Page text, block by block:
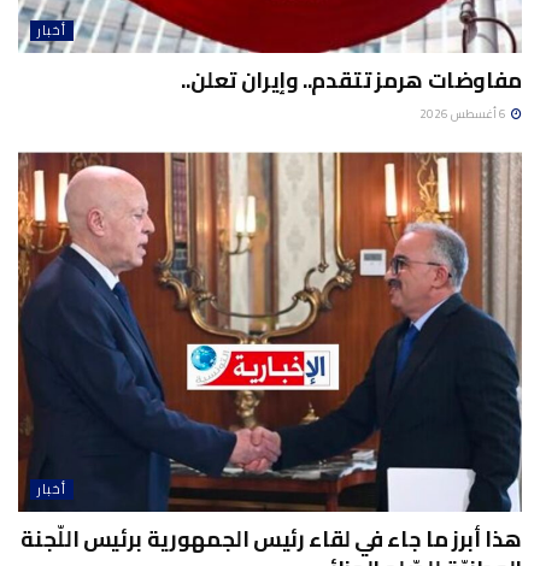
أخبار
مفاوضات هرمز تتقدم.. وإيران تعلن..
أخبار
هذا أبرز ما جاء في لقاء رئيس الجمهورية برئيس اللّجنة